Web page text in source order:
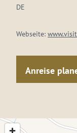
DE
Webseite:
Anreise